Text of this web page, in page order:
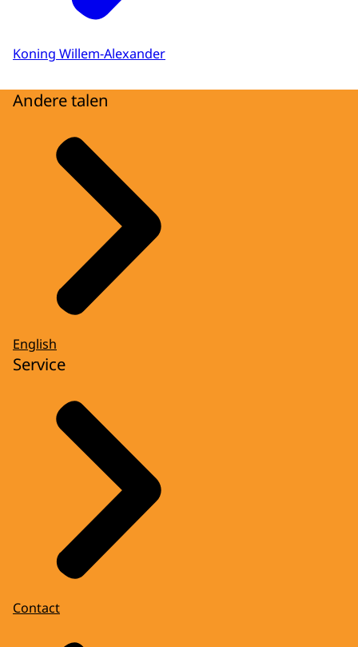
Koning Willem-Alexander
Andere talen
English
Service
Contact